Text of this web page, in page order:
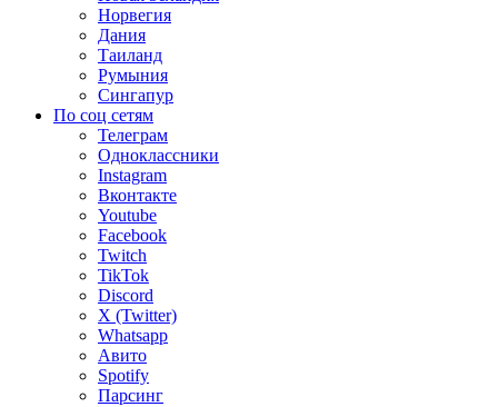
Норвегия
Дания
Таиланд
Румыния
Сингапур
По соц сетям
Телеграм
Одноклассники
Instagram
Вконтакте
Youtube
Facebook
Twitch
TikTok
Discord
X (Twitter)
Whatsapp
Авито
Spotify
Парсинг